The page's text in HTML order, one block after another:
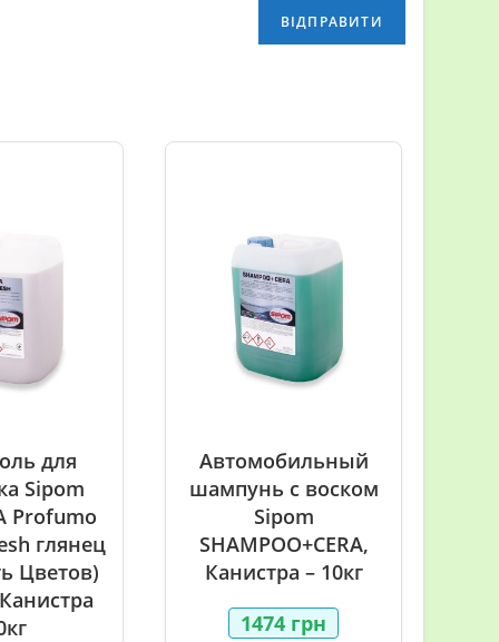
для
Sipom
Profumo
глянец
Цветов)
Автомобильный
шампунь с воском
Sipom
SHAMPOO+CERA,
Канистра – 10кг
1474 грн